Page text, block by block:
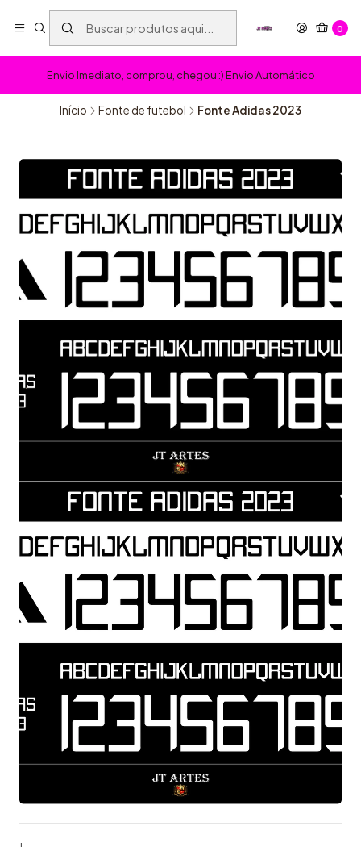
0
Envio Imediato, comprou, chegou :) Envio Automático
Início Fonte de futebol Fonte Adidas 2023